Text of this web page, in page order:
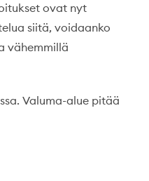
ovat nyt
siitä, voidaanko
vähemmillä
Valuma-alue pitää